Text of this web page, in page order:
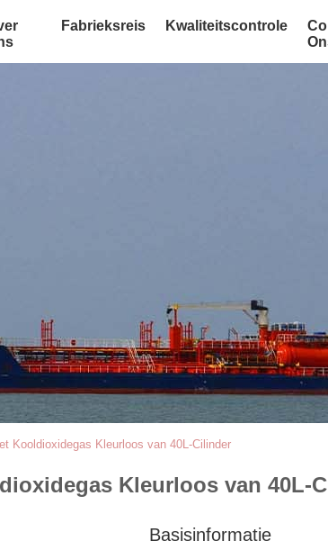
Fabrieksreis Kwaliteitscontrole
Kooldioxidegas Kleurloos van 40L-Cilinder
Kleurloos van 40L-
Basisinformatie